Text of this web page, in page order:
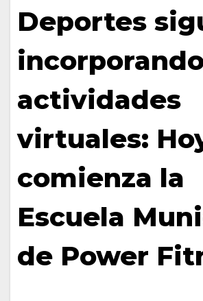
Deportes
actividades
virtuales:
comienza la
Escuela
de Power